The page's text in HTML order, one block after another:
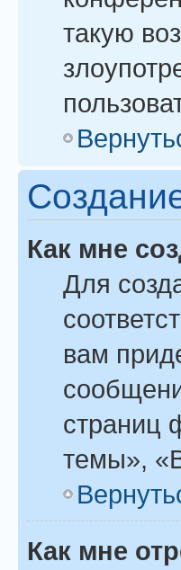
такую
Как мне
Для
вам
страниц
темы»,
Как мне